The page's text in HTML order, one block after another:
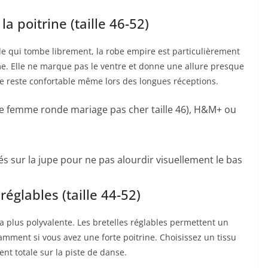
poitrine (taille 46-52)
qui tombe librement, la robe empire est particulièrement
Elle ne marque pas le ventre et donne une allure presque
reste confortable même lors des longues réceptions.
ronde mariage pas cher taille 46), H&M+ ou
sur la jupe pour ne pas alourdir visuellement le bas
(taille 44-52)
plus polyvalente. Les bretelles réglables permettent un
si vous avez une forte poitrine. Choisissez un tissu
totale sur la piste de danse.